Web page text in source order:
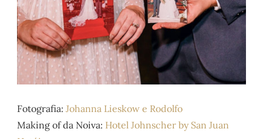
Fotografia:Johanna Lieskow e Rodolfo
Making of da Noiva: Hotel Johnscher by San Juan